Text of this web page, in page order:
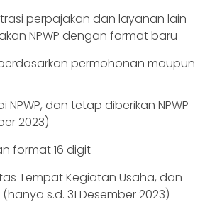
perpajakan dan layanan lain
NPWP dengan format baru
permohonan maupun
NPWP, dan tetap diberikan NPWP
2023)
format 16 digit
Tempat Kegiatan Usaha, dan
s.d. 31 Desember 2023)